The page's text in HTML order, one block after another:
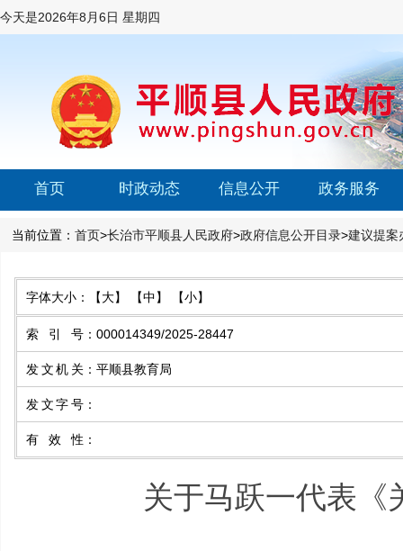
今天是2026年8月6日 星期四
首页 时政动态 信息公开 政务服务
当前位置： 首页>长治市平顺县人民政府>政府信息公开目录>建议提案
字体大小： 【大】 【中】 【小】
索引号 ： 000014349/2025-28447
发文机关 ： 平顺县教育局
发文字号 ：
有效性 ：
关于马跃一代表《